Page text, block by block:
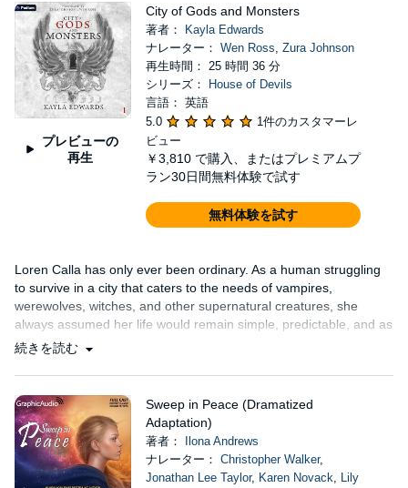
プレビューの
再生
City of Gods and Monsters
著者：
Kayla Edwards
ナレーター： Wen Ross, Zura Johnson
再生時間： 25 時間 36 分
シリーズ：
House of Devils
言語： 英語
5.0
1件のカスタマーレ
ビュー
￥3,810 で購入、またはプレミアムプ
ラン30日間無料体験で試す
無料体験を試す
Loren Calla has only ever been ordinary. As a human struggling
to survive in a city that caters to the needs of vampires,
werewolves, witches, and other supernatural creatures, she
always assumed her life would remain simple, predictable, and as
safe as her world would allow.
続きを読む
Sweep in Peace (Dramatized
Adaptation)
著者：
Ilona Andrews
ナレーター： Christopher Walker,
Jonathan Lee Taylor, Karen Novack, Lily